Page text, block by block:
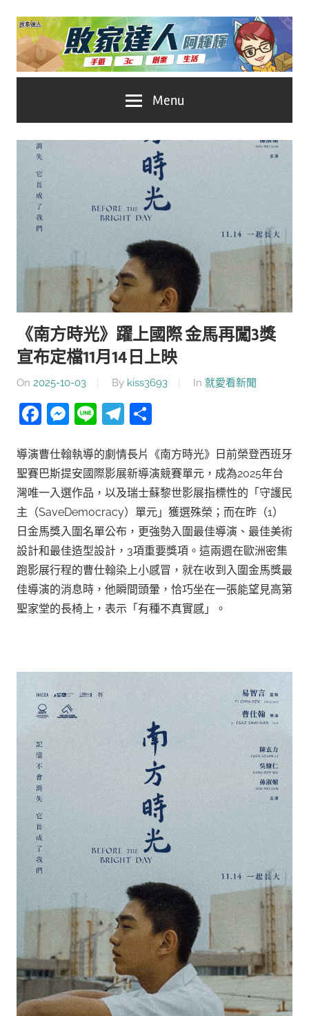
Skip
content
家
達
人
推
薦
No.1
遊
Menu
《南方時光》躍上國際 金馬再闖3獎
宣布定檔11月14日上映
On 2025-10-03 By kiss3693 In 就愛看新聞
Facebook
Messenger
LineTelegram
導演曹仕翰執導的劇情長片《南方時光》日前榮登西班牙
聖賽巴斯提安國際影展新導演競賽單元，成為2025年台
灣唯一入選作品，以及瑞士蘇黎世影展指標性的「守護民
主（SaveDemocracy）單元」獲選殊榮；而在昨（1）
日金馬獎入圍名單公布，更強勢入圍最佳導演、最佳美術
設計和最佳造型設計，3項重要獎項。這兩週在歐洲密集
跑影展行程的曹仕翰染上小感冒，就在收到入圍金馬獎最
佳導演的消息時，他瞬間頭暈，恰巧坐在一張能望見高第
聖家堂的長椅上，表示「有種不真實感」。